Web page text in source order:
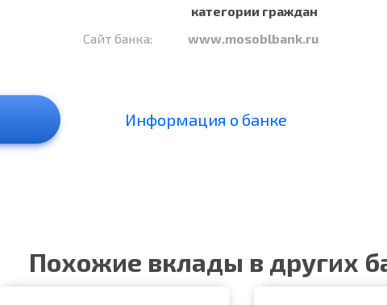
категории граждан
Сайт банка: www.mosoblbank.ru
Информация о банке
Похожие вклады в других